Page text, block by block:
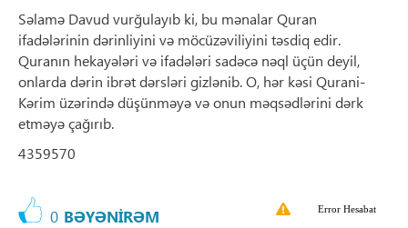
Səlamə Davud vurğulayıb ki, bu mənalar Quran
ifadələrinin dərinliyini və möcüzəviliyini təsdiq edir.
Quranın hekayələri və ifadələri sadəcə nəql üçün deyil,
onlarda dərin ibrət dərsləri gizlənib. O, hər kəsi Qurani-
Kərim üzərində düşünməyə və onun məqsədlərini dərk
etməyə çağırıb.
4359570
0 BƏYƏNİRƏM Error Hesabat